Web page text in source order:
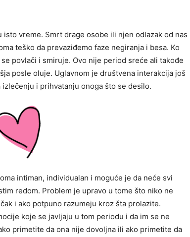
vreme. Smrt drage osobe ili njen odlazak od nas
teško da prevaziđemo faze negiranja i besa. Ko
povlači i smiruje. Ovo nije period sreće ali takođe
posle oluje. Uglavnom je društvena interakcija još
i prihvatanju onoga što se desilo.
intiman, individualan i moguće je da neće svi
redom. Problem je upravo u tome što niko ne
i ako potpuno razumeju kroz šta prolazite.
koje se javljaju u tom periodu i da im se ne
primetite da ona nije dovoljna ili ako primetite da